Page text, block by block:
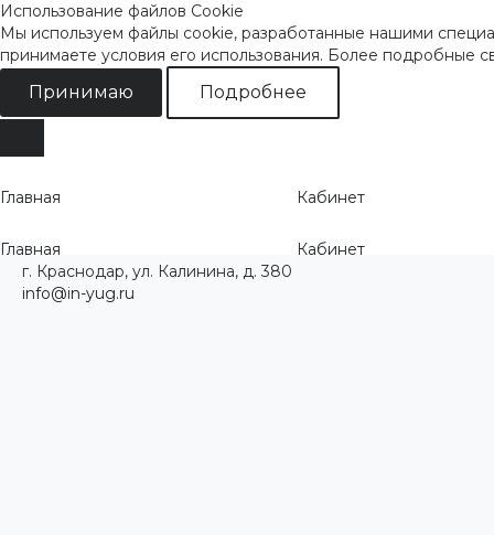
Использование файлов Cookie
Мы используем файлы cookie, разработанные нашими
принимаете условия его использования. Более подробные
Принимаю Подробнее
Главная Кабинет
Главная
Кабинет
г. Краснодар, ул. Калинина, д. 380
info@in-yug.ru